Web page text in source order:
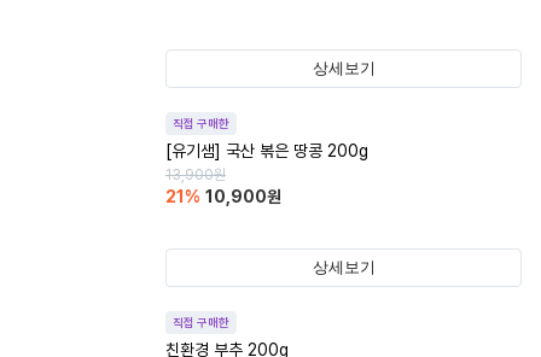
상세보기
직접 구매한
[유기샘] 국산 볶은 땅콩 200g
13,900원
21 % 10,900원
상세보기
직접 구매한
친환경 부추 200g